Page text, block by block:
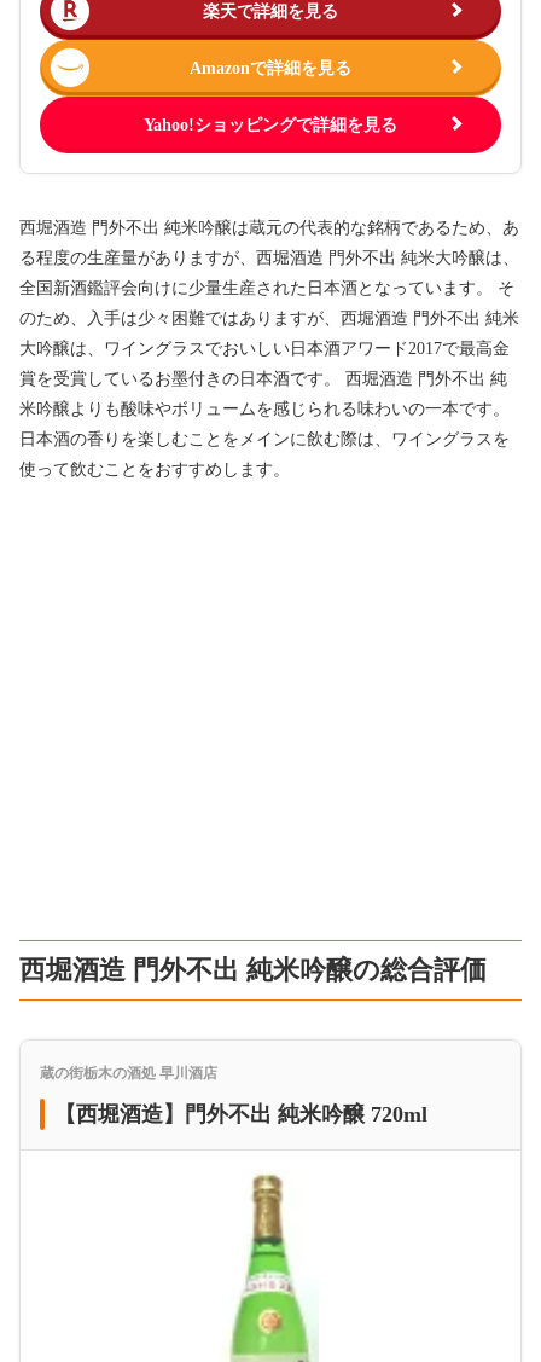
楽天で詳細を見る
Amazonで詳細を見る
Yahoo!ショッピングで詳細を見る
西堀酒造 門外不出 純米吟醸は蔵元の代表的な銘柄であるため、あ
る程度の生産量がありますが、西堀酒造 門外不出 純米大吟醸は、
全国新酒鑑評会向けに少量生産された日本酒となっています。 そ
のため、入手は少々困難ではありますが、西堀酒造 門外不出 純米
大吟醸は、ワイングラスでおいしい日本酒アワード2017で最高金
賞を受賞しているお墨付きの日本酒です。 西堀酒造 門外不出 純
米吟醸よりも酸味やボリュームを感じられる味わいの一本です。
日本酒の香りを楽しむことをメインに飲む際は、ワイングラスを
使って飲むことをおすすめします。
西堀酒造 門外不出 純米吟醸の総合評価
蔵の街栃木の酒処 早川酒店
【西堀酒造】門外不出 純米吟醸 720ml